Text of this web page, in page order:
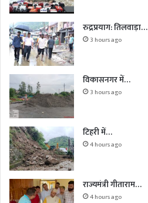
रुद्रप्रयाग: तिलवाड़ा…
3 hours ago
विकासनगर में…
3 hours ago
टिहरी में…
4 hours ago
राज्यमंत्री गीताराम…
4 hours ago